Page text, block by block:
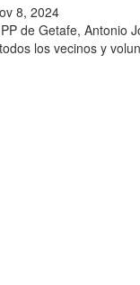
8, 2024
de Getafe, Antonio
los vecinos y